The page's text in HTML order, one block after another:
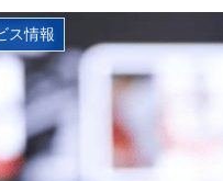
ス情報